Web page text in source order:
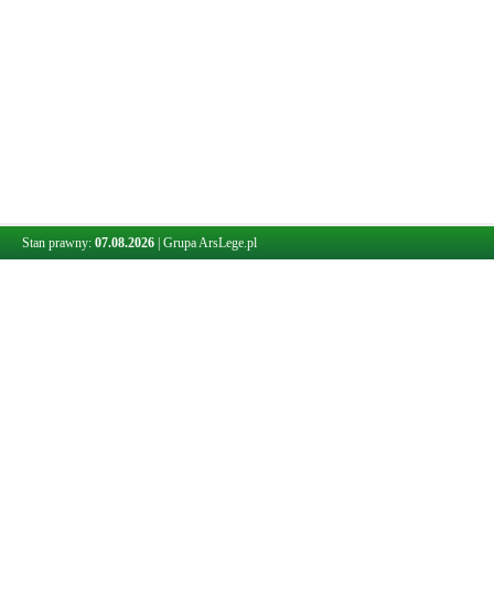
Stan prawny: 07.08.2026 Grupa ArsLege.pl